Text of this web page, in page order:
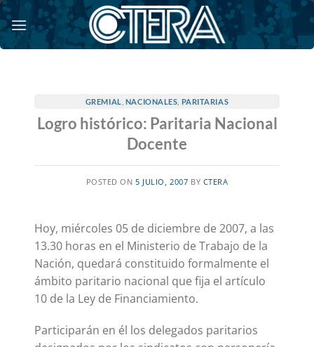
Saltar
al
contenido
GREMIAL NACIONALES PARITARIAS
Logro histórico: Paritaria Nacional
Docente
POSTED ON 5 JULIO, 2007 BY CTERA
Hoy, miércoles 05 de diciembre de 2007, a las
13.30 horas en el Ministerio de Trabajo de la
Nación, quedará constituido formalmente el
ámbito paritario nacional que fija el artículo
10 de la Ley de Financiamiento.
Participarán en él los delegados paritarios